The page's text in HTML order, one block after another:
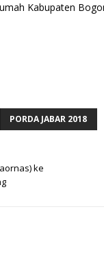
Kabupaten
PORDA JABAR 2018
ke